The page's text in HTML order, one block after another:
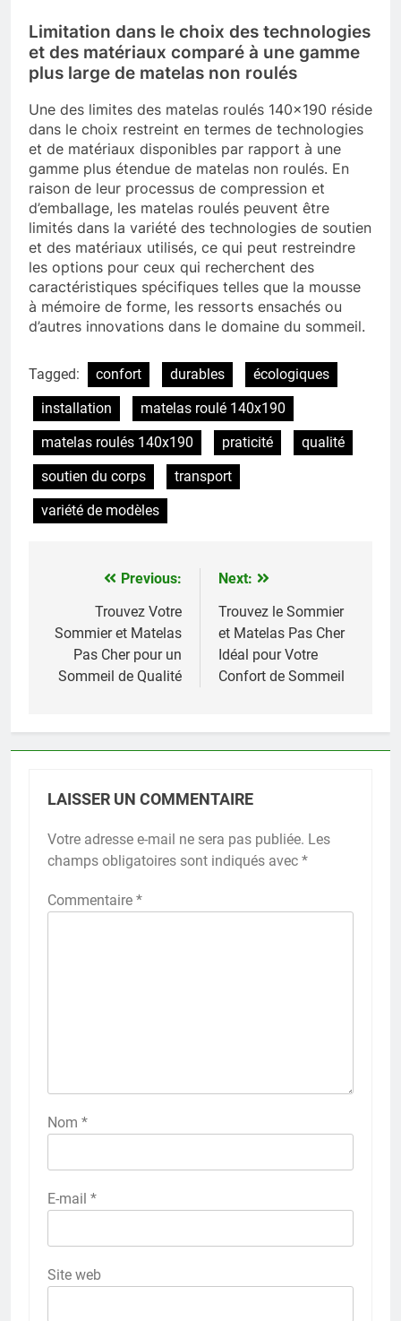
Limitation dans le choix des technologies
et des matériaux comparé à une gamme
plus large de matelas non roulés
Une des limites des matelas roulés 140×190 réside
dans le choix restreint en termes de technologies
et de matériaux disponibles par rapport à une
gamme plus étendue de matelas non roulés. En
raison de leur processus de compression et
d’emballage, les matelas roulés peuvent être
limités dans la variété des technologies de soutien
et des matériaux utilisés, ce qui peut restreindre
les options pour ceux qui recherchent des
caractéristiques spécifiques telles que la mousse
à mémoire de forme, les ressorts ensachés ou
d’autres innovations dans le domaine du sommeil.
Tagged: confort durables
écologiques
installation
matelas roulé 140x190
matelas roulés 140x190
praticité
qualité
soutien du corps
transport
variété de modèles
Navigation
l’article
Previous:
Trouvez Votre
Sommier et Matelas
Pas Cher pour un
Sommeil de Qualité
Next:
Trouvez le Sommier
et Matelas Pas Cher
Idéal pour Votre
Confort de Sommeil
LAISSER UN COMMENTAIRE
Votre adresse e-mail ne sera pas publiée. Les
champs obligatoires sont indiqués avec *
Commentaire *
Nom *
E-mail *
Site web